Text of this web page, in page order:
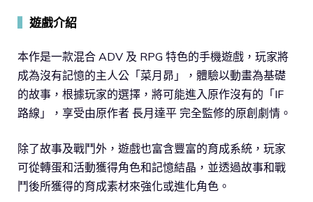
遊戲介紹
本作是一款混合 ADV 及 RPG 特色的手機遊戲，玩家將
成為沒有記憶的主人公「菜月昴」，體驗以動畫為基礎
的故事，根據玩家的選擇，將可能進入原作沒有的「IF
路線」，享受由原作者 長月達平 完全監修的原創劇情。
除了故事及戰鬥外，遊戲也富含豐富的育成系統，玩家
可從轉蛋和活動獲得角色和記憶結晶，並透過故事和戰
鬥後所獲得的育成素材來強化或進化角色。